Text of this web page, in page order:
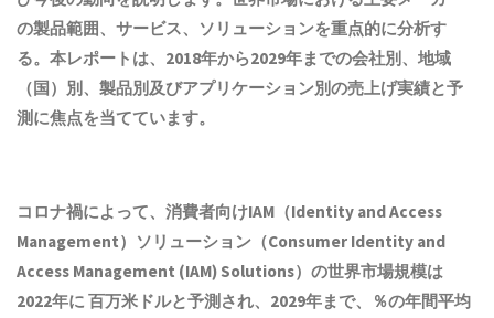
の製品範囲、サービス、ソリューションを重点的に分析す
る。本レポートは、2018年から2029年までの会社別、地域
（国）別、製品別及びアプリケーション別の売上げ実績と予
測に焦点を当てています。
コロナ禍によって、消費者向けIAM（Identity and Access
Management）ソリューション（Consumer Identity and
Access Management (IAM) Solutions）の世界市場規模は
2022年に 百万米ドルと予測され、2029年まで、％の年間平均